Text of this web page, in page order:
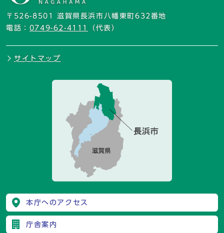
〒526-8501 滋賀県長浜市八幡東町632番地
電話： 0749-62-4111 （代表）
サイトマップ
本庁へのアクセス
庁舎案内